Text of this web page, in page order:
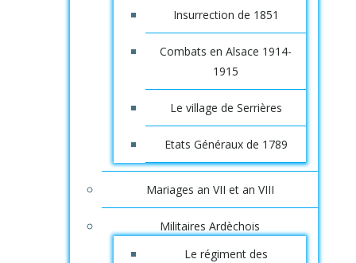
Insurrection de 1851
Combats en Alsace 1914-
1915
Le village de Serrières
Etats Généraux de 1789
Mariages an VII et an VIII
Militaires Ardèchois
Le régiment des